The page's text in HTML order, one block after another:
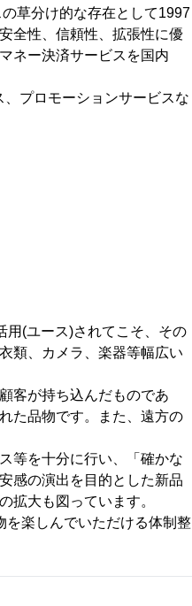
草分け的な存在として1997
全性、信頼性、拡張性に優
ネー決済サービスを国内
プロモーションサービスな
用(ユース)されてこそ、その
類、カメラ、楽器等幅広い
客が持ち込んだものであ
た品物です。また、遠方の
等を十分に行い、「確かな
感の演出を目的とした新品
拡大も図っています。
を楽しんでいただける体制整